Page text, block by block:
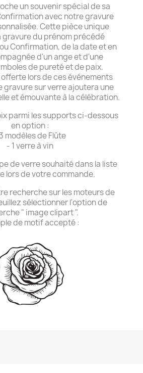
un souvenir spécial de sa
avec notre gravure
Cette pièce unique
gravure du prénom précédé
Confirmation, de la date et en
d'un ange et d'une
de pureté et de paix.
lors de ces événements
gravure sur verre ajoutera une
et émouvante à la célébration.
parmi les supports ci-dessous
en option :
modèles de Flûte
- 1 verre à vin
de verre souhaité dans la liste
lors de votre commande.
recherche sur les moteurs de
sélectionner l'option de
" image clipart ".
de motif accepté :